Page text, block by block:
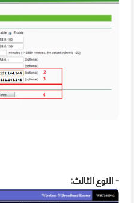
- النوع الثالث: